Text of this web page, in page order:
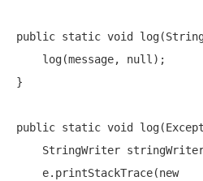
public static void
    log(message,
null);
}
public static void
StringWriter
    e.printStackTrace(
new